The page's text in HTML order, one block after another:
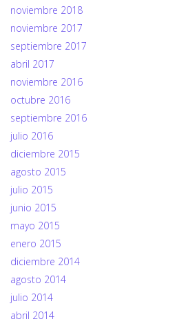
noviembre 2018
noviembre 2017
septiembre 2017
abril 2017
noviembre 2016
octubre 2016
septiembre 2016
julio 2016
diciembre 2015
agosto 2015
julio 2015
junio 2015
mayo 2015
enero 2015
diciembre 2014
agosto 2014
julio 2014
abril 2014